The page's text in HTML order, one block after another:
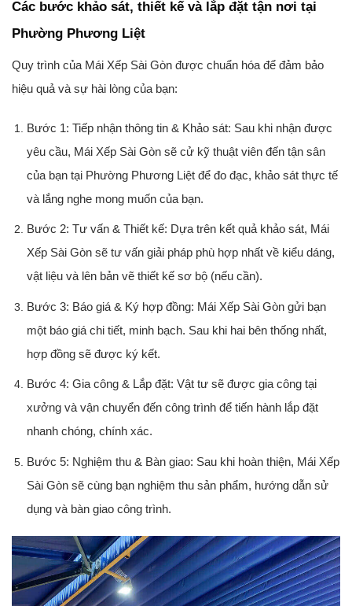
Các bước khảo sát, thiết kế và lắp đặt tận nơi tại
Phường Phương Liệt
Quy trình của Mái Xếp Sài Gòn được chuẩn hóa để đảm bảo
hiệu quả và sự hài lòng của bạn:
Bước 1: Tiếp nhận thông tin & Khảo sát: Sau khi nhận được
yêu cầu, Mái Xếp Sài Gòn sẽ cử kỹ thuật viên đến tận sân
của bạn tại Phường Phương Liệt để đo đạc, khảo sát thực tế
và lắng nghe mong muốn của bạn.
Bước 2: Tư vấn & Thiết kế: Dựa trên kết quả khảo sát, Mái
Xếp Sài Gòn sẽ tư vấn giải pháp phù hợp nhất về kiểu dáng,
vật liệu và lên bản vẽ thiết kế sơ bộ (nếu cần).
Bước 3: Báo giá & Ký hợp đồng: Mái Xếp Sài Gòn gửi bạn
một báo giá chi tiết, minh bạch. Sau khi hai bên thống nhất,
hợp đồng sẽ được ký kết.
Bước 4: Gia công & Lắp đặt: Vật tư sẽ được gia công tại
xưởng và vận chuyển đến công trình để tiến hành lắp đặt
nhanh chóng, chính xác.
Bước 5: Nghiệm thu & Bàn giao: Sau khi hoàn thiện, Mái Xếp
Sài Gòn sẽ cùng bạn nghiệm thu sản phẩm, hướng dẫn sử
dụng và bàn giao công trình.